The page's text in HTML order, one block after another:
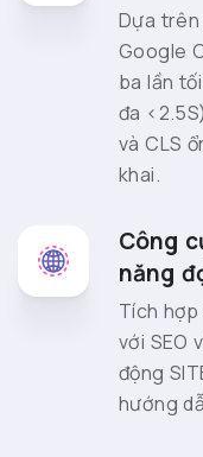
Dựa
Google
ba lần
đa
và CLS
khai.
Công
năng
Tích
với SEO
động
hướng